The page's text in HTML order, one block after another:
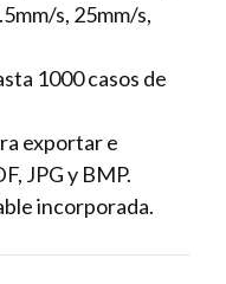
s, 25mm/s,
1000 casos de
exportar e
JPG y BMP.
incorporada.